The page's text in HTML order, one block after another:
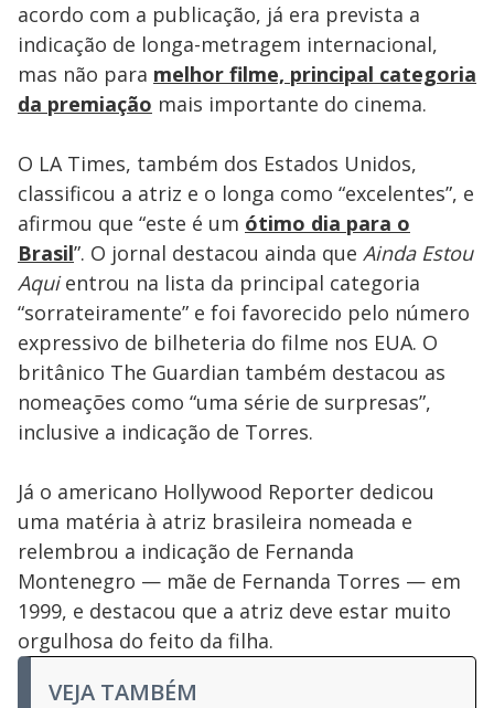
acordo com a publicação, já era prevista a
indicação de longa-metragem internacional,
mas não para melhor filme, principal categoria
da premiação mais importante do cinema.
O LA Times, também dos Estados Unidos,
classificou a atriz e o longa como “excelentes”, e
afirmou que “este é um ótimo dia para o
Brasil”. O jornal destacou ainda que Ainda Estou
Aquientrou na lista da principal categoria
“sorrateiramente” e foi favorecido pelo número
expressivo de bilheteria do filme nos EUA. O
britânico The Guardian também destacou as
nomeações como “uma série de surpresas”,
inclusive a indicação de Torres.
Já o americano Hollywood Reporter dedicou
uma matéria à atriz brasileira nomeada e
relembrou a indicação de Fernanda
Montenegro — mãe de Fernanda Torres — em
1999, e destacou que a atriz deve estar muito
orgulhosa do feito da filha.
VEJA TAMBÉM